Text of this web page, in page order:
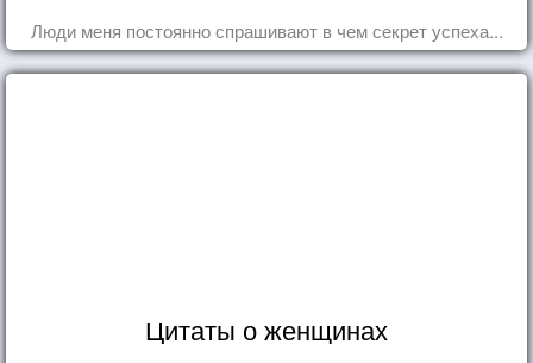
Люди меня постоянно спрашивают в чем секрет успеха...
Цитаты о женщинах